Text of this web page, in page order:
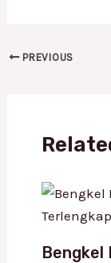
PREVIOUS
Bengkel